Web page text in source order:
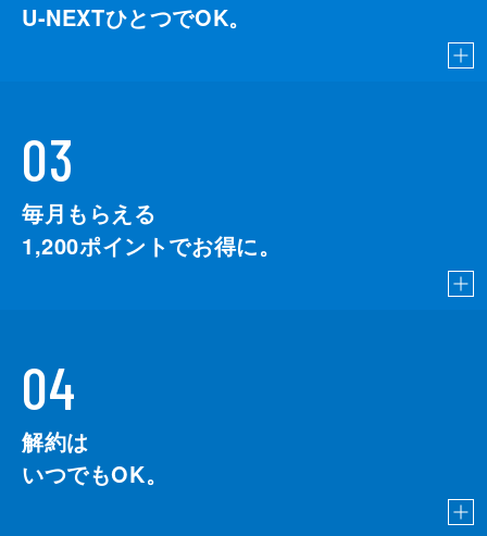
U-NEXTひとつでOK。
03
毎月もらえる
1,200ポイントでお得に。
04
解約は
いつでもOK。